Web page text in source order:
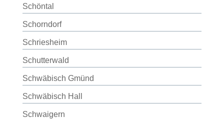
Schöntal
Schorndorf
Schriesheim
Schutterwald
Schwäbisch Gmünd
Schwäbisch Hall
Schwaigern